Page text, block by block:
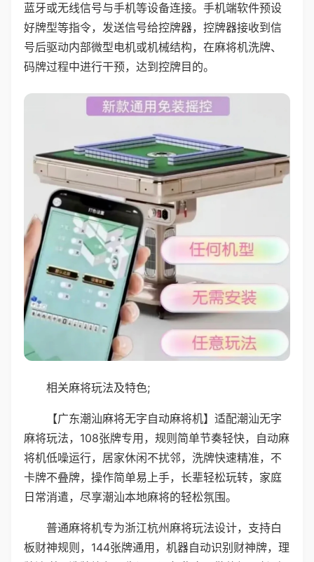
蓝牙或无线信号与手机等设备连接。手机端软件预设
好牌型等指令，发送信号给控牌器，控牌器接收到信
号后驱动内部微型电机或机械结构，在麻将机洗牌、
码牌过程中进行干预，达到控牌目的。
相关麻将玩法及特色;
【广东潮汕麻将无字自动麻将机】适配潮汕无字
麻将玩法，108张牌专用，规则简单节奏轻快，自动麻
将机低噪运行，居家休闲不扰邻，洗牌快速精准，不
卡牌不叠牌，操作简单易上手，长辈轻松玩转，家庭
日常消遣，尽享潮汕本地麻将的轻松氛围。
普通麻将机专为浙江杭州麻将玩法设计，支持白
板财神规则，144张牌通用，机器自动识别财神牌，理